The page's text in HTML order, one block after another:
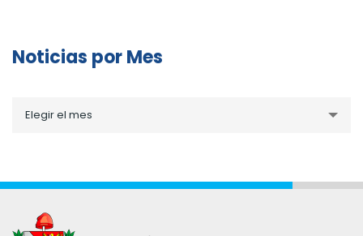
Noticias por Mes
porElegir el mes